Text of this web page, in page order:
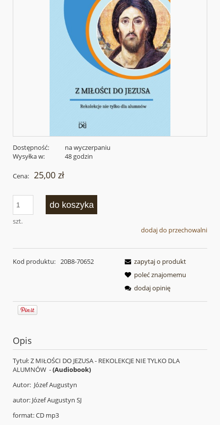
Dostępność:
na wyczerpaniu
Wysyłka w:
48 godzin
Cena: 25,00 zł
szt.
do koszyka
dodaj do przechowalni
Kod produktu: 20B8-70652
zapytaj o produkt
poleć znajomemu
dodaj opinię
Opis
Tytuł: Z MIŁOŚCI DO JEZUSA - REKOLEKCJE NIE TYLKO DLA
ALUMNÓW -(Audiobook)
Autor: Józef Augustyn
autor: Józef Augustyn SJ
format: CD mp3